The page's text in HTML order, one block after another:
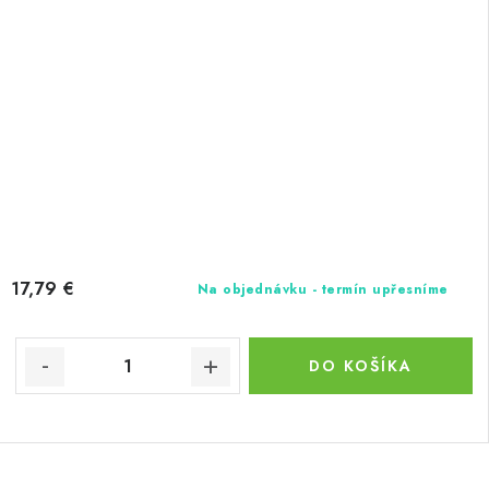
Na objednávku - termín upřesníme
17,79 €
DO KOŠÍKA